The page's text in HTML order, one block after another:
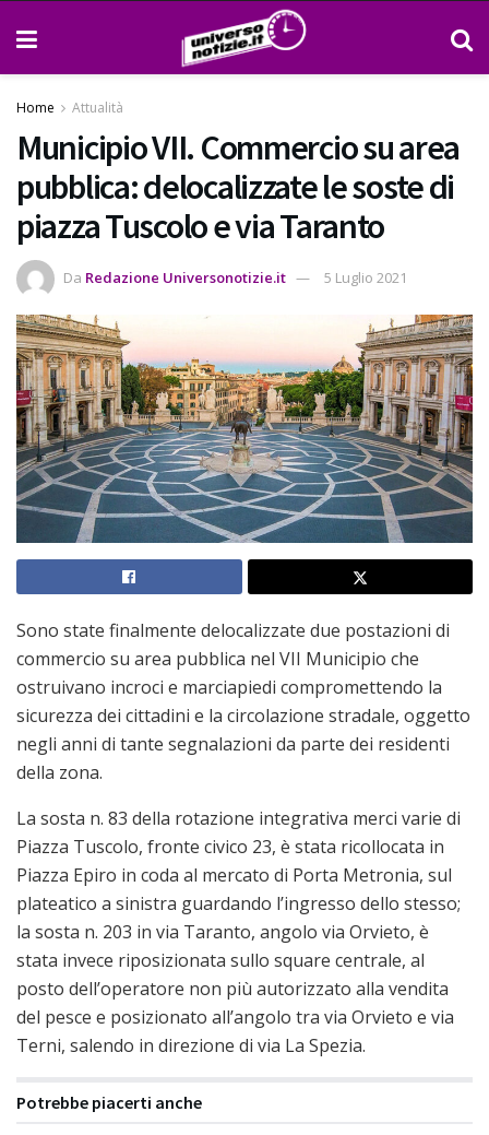
Home Attualità
Municipio VII. Commercio su area
pubblica: delocalizzate le soste di
piazza Tuscolo e via Taranto
Da Redazione Universonotizie.it 5 Luglio 2021
Sono state finalmente delocalizzate due postazioni di
commercio su area pubblica nel VII Municipio che
ostruivano incroci e marciapiedi compromettendo la
sicurezza dei cittadini e la circolazione stradale, oggetto
negli anni di tante segnalazioni da parte dei residenti
della zona.
La sosta n. 83 della rotazione integrativa merci varie di
Piazza Tuscolo, fronte civico 23, è stata ricollocata in
Piazza Epiro in coda al mercato di Porta Metronia, sul
plateatico a sinistra guardando l’ingresso dello stesso;
la sosta n. 203 in via Taranto, angolo via Orvieto, è
stata invece riposizionata sullo square centrale, al
posto dell’operatore non più autorizzato alla vendita
del pesce e posizionato all’angolo tra via Orvieto e via
Terni, salendo in direzione di via La Spezia.
Potrebbe piacerti anche